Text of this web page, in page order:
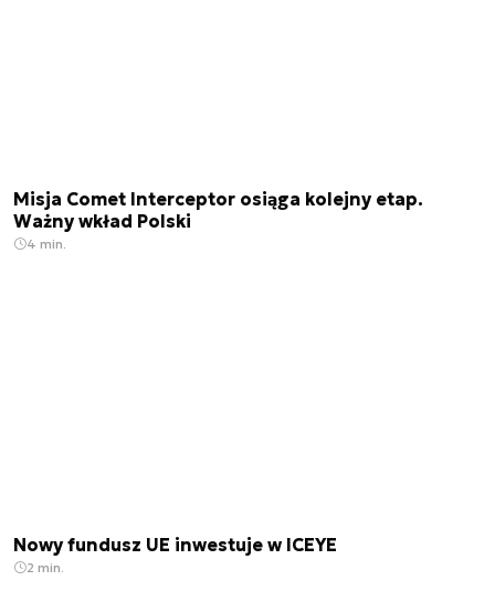
Misja Comet Interceptor osiąga kolejny etap.
Ważny wkład Polski
4 min.
Nowy fundusz UE inwestuje w ICEYE
2 min.